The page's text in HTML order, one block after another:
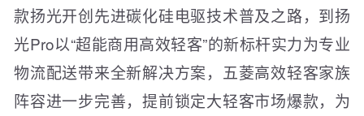
款扬光开创先进碳化硅电驱技术普及之路，到扬
光Pro以“超能商用高效轻客”的新标杆实力为专业
物流配送带来全新解决方案，五菱高效轻客家族
阵容进一步完善，提前锁定大轻客市场爆款，为